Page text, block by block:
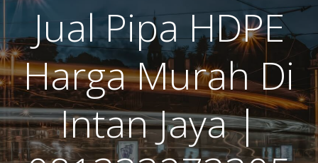
Jual Pipa HDPE
Harga Murah Di
Intan Jaya |